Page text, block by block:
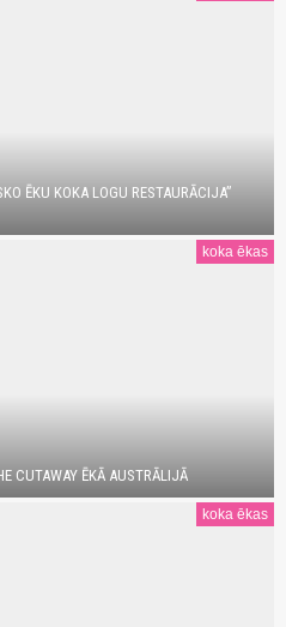
ĒKU KOKA LOGU RESTAURĀCIJA”
koka ēkas
CUTAWAY ĒKĀ AUSTRĀLIJĀ
koka ēkas